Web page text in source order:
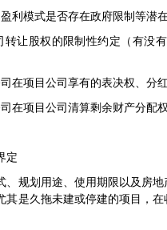
模式是否存在政府限制等潜
股权的限制性约定（有没
项目公司享有的表决权、分
项目公司清算剩余财产分配
定
规划用途、使用期限以及房地
其是久拖未建或停建的项目，